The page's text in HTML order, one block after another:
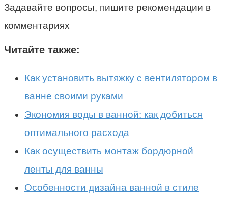
Задавайте вопросы, пишите рекомендации в
комментариях
Читайте также:
Как установить вытяжку с вентилятором в
ванне своими руками
Экономия воды в ванной: как добиться
оптимального расхода
Как осуществить монтаж бордюрной
ленты для ванны
Особенности дизайна ванной в стиле